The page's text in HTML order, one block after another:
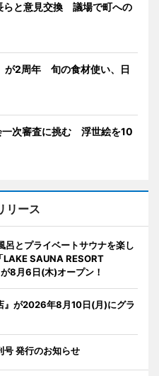
らと意見交換 議場で町への
が2周年 旬の食材使い、日
一次審査に挑む 浮世絵を10
リース
呂とプライベートサウナを楽し
LAKE SAUNA RESORT
8月6日(木)オープン！
』が2026年8月10日(月)にグラ
号 発行のお知らせ